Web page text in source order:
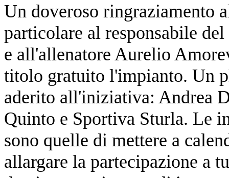
Un doveroso ringraziamento
particolare al responsabile
e all'allenatore Aurelio
titolo gratuito l'impianto. Un
aderito all'iniziativa: Andrea
Quinto e Sportiva Sturla. Le
sono quelle di mettere a
allargare la partecipazione a